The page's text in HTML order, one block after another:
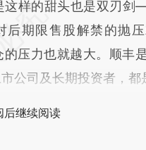
这样的甜头也是双刃
后期限售股解禁的抛
的压力也就越大。顺丰
公司及长期投资者，都
后继续阅读